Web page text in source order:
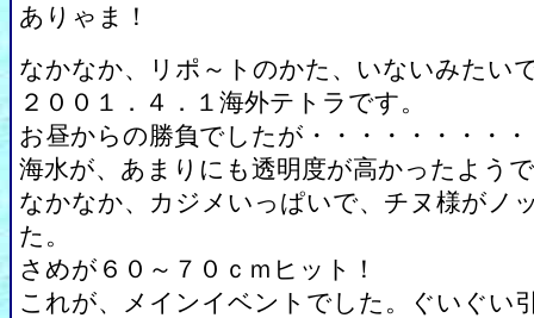
ありゃま！
なかなか、リポ～トのかた、いないみたい
２００１．４．１海外テトラです。
お昼からの勝負でしたが・・・・・・・・
海水が、あまりにも透明度が高かったよう
なかなか、カジメいっぱいで、チヌ様がノ
た。
さめが６０～７０ｃｍヒット！
これが、メインイベントでした。ぐいぐい